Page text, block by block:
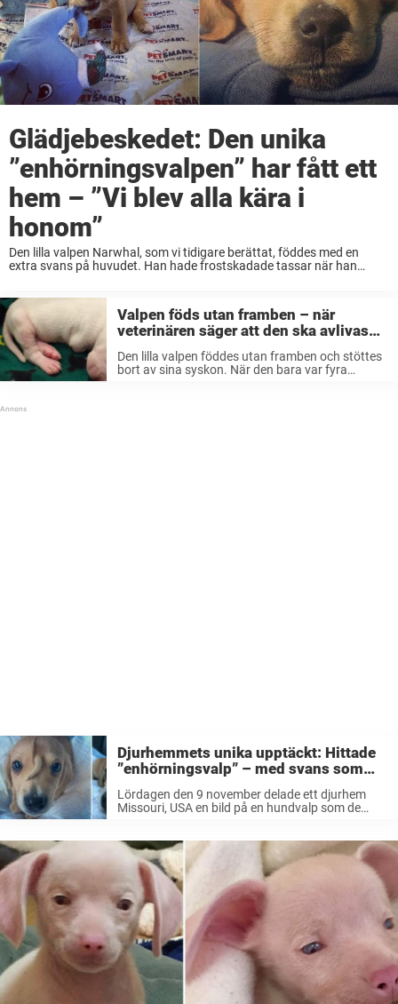
Glädjebeskedet: Den unika
”enhörningsvalpen” har fått ett
hem – ”Vi blev alla kära i
honom”
Den lilla valpen Narwhal, som vi tidigare berättat, föddes med en
extra svans på huvudet. Han hade frostskadade tassar när han
Valpen föds utan framben – när
veterinären säger att den ska avlivas
tar ägaren ett avgörande beslut
Den lilla valpen föddes utan framben och stöttes
bort av sina syskon. När den bara var fyra
Djurhemmets unika upptäckt: Hittade
”enhörningsvalp” – med svans som
växer ur pannan
Lördagen den 9 november delade ett djurhem
Missouri, USA en bild på en hundvalp som de
hade ...